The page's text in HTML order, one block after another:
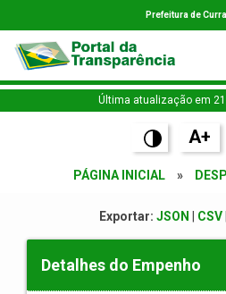
Prefeitura de
Última atualização em
A+
PÁGINA INICIAL »
Exportar: JSON CSV|
Detalhes do Empenho